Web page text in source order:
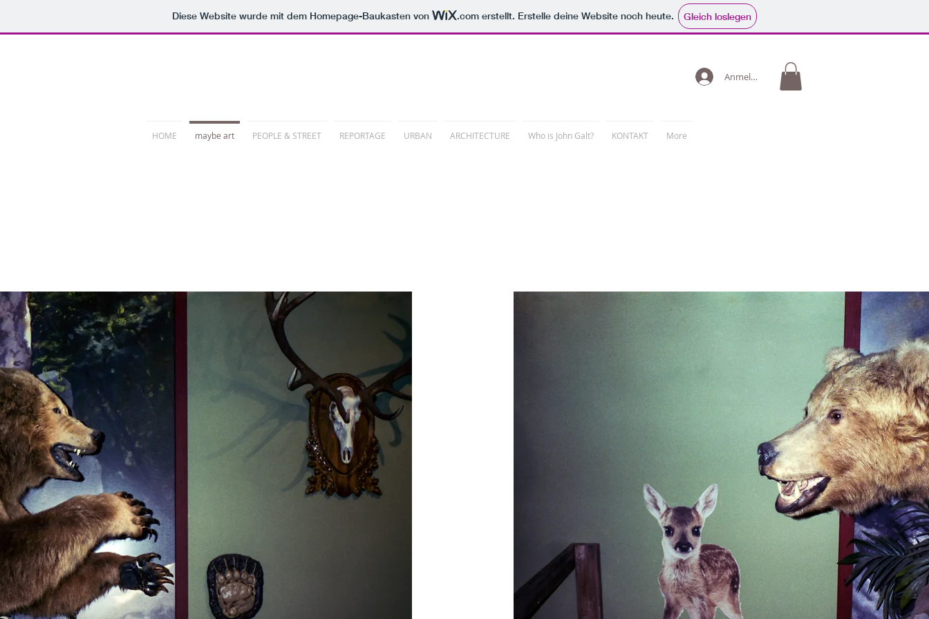
Diese Website wurde mit dem Homepage-Baukasten von .com erstellt. Erstelle deine Website noch heute. Gleich loslegen
Anmelden
HOME maybe art PEOPLE & STREET REPORTAGE URBAN ARCHITECTURE Who is John Galt? KONTAKT More